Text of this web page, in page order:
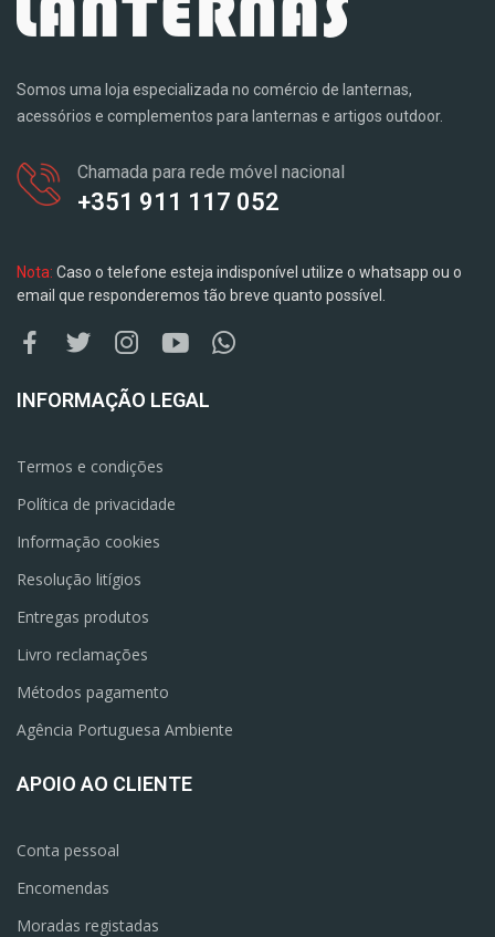
Somos uma loja especializada no comércio de lanternas,
acessórios e complementos para lanternas e artigos outdoor.
Chamada para rede móvel nacional
+351 911 117 052
Nota: Caso o telefone esteja indisponível utilize o whatsapp ou o
email que responderemos tão breve quanto possível.
INFORMAÇÃO LEGAL
Termos e condições
Política de privacidade
Informação cookies
Resolução litígios
Entregas produtos
Livro reclamações
Métodos pagamento
Agência Portuguesa Ambiente
APOIO AO CLIENTE
Conta pessoal
Encomendas
Moradas registadas